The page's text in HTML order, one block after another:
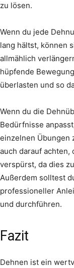
zu lösen.
Wenn du jede
lang hältst, können
allmählich
hüpfende
überlasten und so
Wenn du die
Bedürfnisse
einzelnen Übungen
auch darauf achten,
verspürst, da dies
Außerdem solltest
professioneller
und durchführen.
Fazit
Dehnen ist ein